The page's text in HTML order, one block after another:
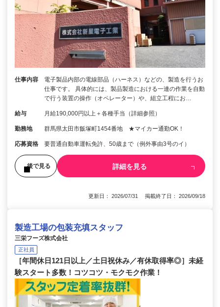
仕事内容
電子製品内部の電線部品（ハーネス）などの、製造を行うお
仕事です。 具体的には、製品製造における一連の作業を自動
で行う装置の操作（オペレーター）や、組立工程にお…
給与 月給190,000円以上＋各種手当（詳細参照）
勤務地 群馬県太田市飯塚町1454番地 ★マイカー通勤OK！
応募資格 要普通自動車運転免許、50歳まで（例外事由3号のイ）
後で見る 詳細を見る
更新日： 2026/07/31 掲載終了日： 2026/09/18
製造工場の包装充填スタッフ
三栄フーズ株式会社
正社員
［年間休日121日以上／土日祝休み／有休取得率◎］未経
験スタート多数！コツコツ・モクモク作業！